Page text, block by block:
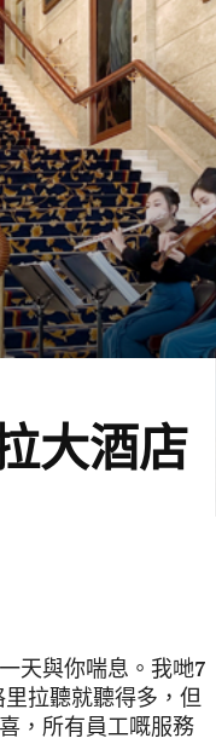
大酒店
天與你喘息。我哋7
拉聽就聽得多，但
，所有員工嘅服務